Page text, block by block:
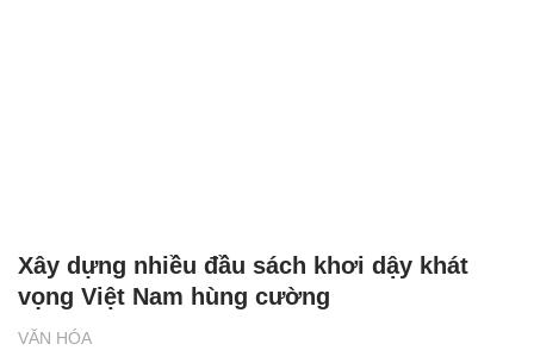
VĂN HÓA
Xây dựng nhiều đầu sách khơi dậy khát
vọng Việt Nam hùng cường